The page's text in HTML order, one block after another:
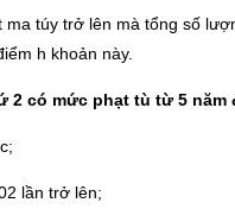
ma túy trở lên mà tổng số
h khoản này.
2 có mức phạt tù từ 5
lần trở lên;